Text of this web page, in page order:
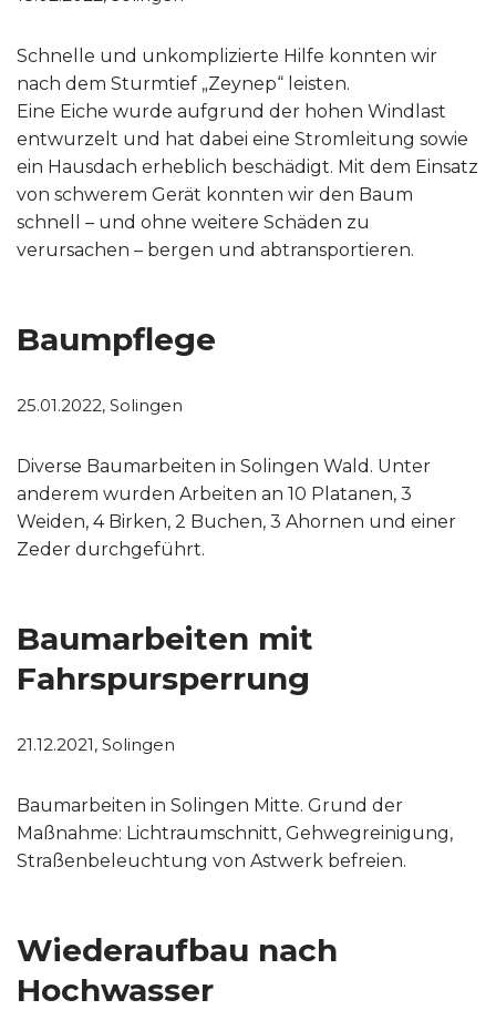
Schnelle und unkomplizierte Hilfe konnten wir
nach dem Sturmtief „Zeynep“ leisten.
Eine Eiche wurde aufgrund der hohen Windlast
entwurzelt und hat dabei eine Stromleitung sowie
ein Hausdach erheblich beschädigt. Mit dem Einsatz
von schwerem Gerät konnten wir den Baum
schnell – und ohne weitere Schäden zu
verursachen – bergen und abtransportieren.
Baumpflege
25.01.2022, Solingen
Diverse Baumarbeiten in Solingen Wald. Unter
anderem wurden Arbeiten an 10 Platanen, 3
Weiden, 4 Birken, 2 Buchen, 3 Ahornen und einer
Zeder durchgeführt.
Baumarbeiten mit
Fahrspursperrung
21.12.2021, Solingen
Baumarbeiten in Solingen Mitte. Grund der
Maßnahme: Lichtraumschnitt, Gehwegreinigung,
Straßenbeleuchtung von Astwerk befreien.
Wiederaufbau nach
Hochwasser